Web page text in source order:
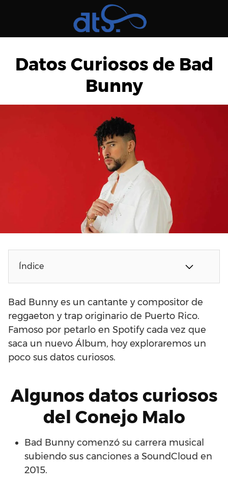
Datos Curiosos de Bad
Bunny
Índice
Bad Bunny es un cantante y compositor de
reggaeton y trap originario de Puerto Rico.
Famoso por petarlo en Spotify cada vez que
saca un nuevo Álbum, hoy exploraremos un
poco sus datos curiosos.
Algunos datos curiosos
del Conejo Malo
Bad Bunny comenzó su carrera musical
subiendo sus canciones a SoundCloud en
2015.